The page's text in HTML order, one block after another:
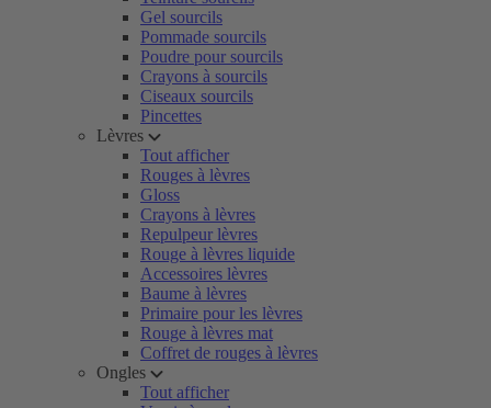
Gel sourcils
Pommade sourcils
Poudre pour sourcils
Crayons à sourcils
Ciseaux sourcils
Pincettes
Lèvres
Tout afficher
Rouges à lèvres
Gloss
Crayons à lèvres
Repulpeur lèvres
Rouge à lèvres liquide
Accessoires lèvres
Baume à lèvres
Primaire pour les lèvres
Rouge à lèvres mat
Coffret de rouges à lèvres
Ongles
Tout afficher